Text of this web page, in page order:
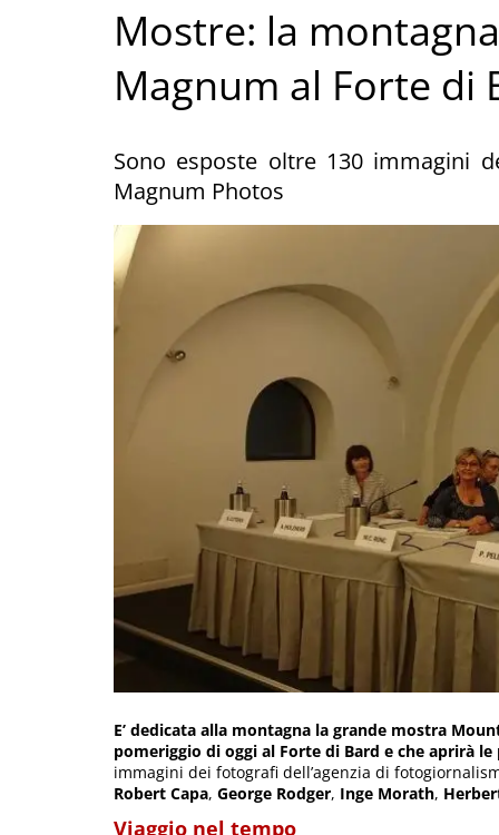
Mostre: la
Magnum al Forte di
Sono esposte oltre 130 immagini
Magnum Photos
E’ dedicata alla montagna la grande mostra
pomeriggio di oggi al Forte di Bard e che aprirà
immagini dei fotografi dell’agenzia di
Robert Capa, George Rodger, Inge Morath,
Viaggio nel tempo